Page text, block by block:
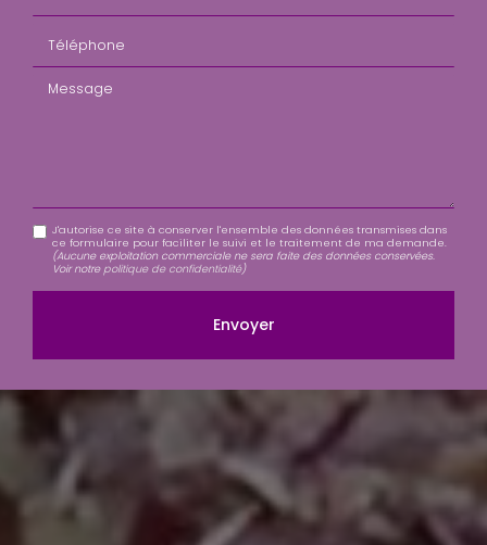
Message
J'autorise ce site à conserver l'ensemble des données transmises dans
ce formulaire pour faciliter le suivi et le traitement de ma demande.
(Aucune exploitation commerciale ne sera faite des données conservées.
Voir notre politique de confidentialité)